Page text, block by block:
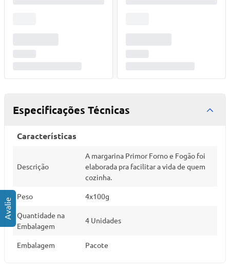
Especificações Técnicas
Características
Descrição
A margarina Primor Forno e Fogão foi
elaborada pra facilitar a vida de quem
cozinha.
Peso 4x100g
Quantidade na
Embalagem
4 Unidades
Embalagem Pacote